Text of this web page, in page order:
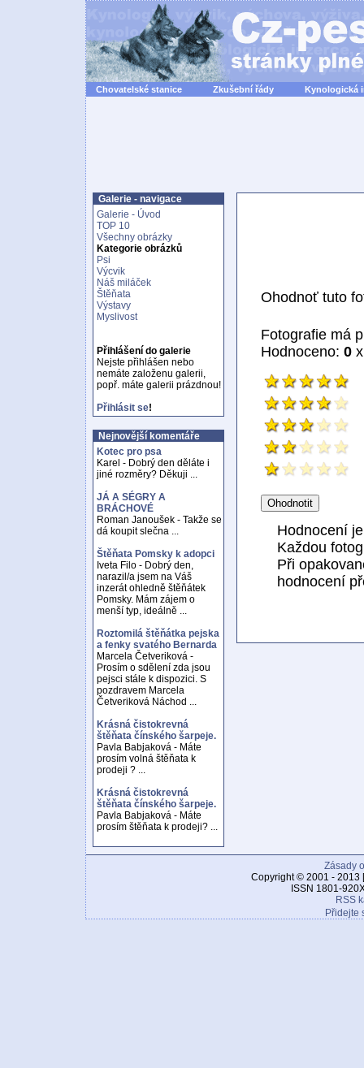
Chovatelské stanice Zkušební řády Kynologická
Galerie - navigace
Galerie - Úvod
TOP 10
Všechny obrázky
Kategorie obrázků
Psi
Výcvik
Náš miláček
Štěňata
Výstavy
Myslivost
Přihlášení do galerie
Nejste přihlášen nebo
nemáte založenu galerii,
popř. máte galerii prázdnou!
Přihlásit se!
Nejnovější komentáře
Kotec pro psa
Karel - Dobrý den děláte i
jiné rozměry? Děkuji ...
JÁ A SÉGRY A
BRÁCHOVÉ
Roman Janoušek - Takže se
dá koupit slečna ...
Štěňata Pomsky k adopci
Iveta Filo - Dobrý den,
narazil/a jsem na Váš
inzerát ohledně štěňátek
Pomsky. Mám zájem o
menší typ, ideálně ...
Roztomilá štěňátka pejska
a fenky svatého Bernarda
Marcela Četveriková -
Prosím o sdělení zda jsou
pejsci stále k dispozici. S
pozdravem Marcela
Četveriková Náchod ...
Krásná čistokrevná
štěňata čínského šarpeje.
Pavla Babjaková - Máte
prosím volná štěňata k
prodeji ? ...
Krásná čistokrevná
štěňata čínského šarpeje.
Pavla Babjaková - Máte
prosím štěňata k prodeji? ...
Ohodnoť tuto
Fotografie má
Hodnoceno: 0 x
Hodnocení
Každou
Při
hodnocení
Zásady
Copyright © 2001 - 2013
ISSN 1801-
RSS
Přidejte